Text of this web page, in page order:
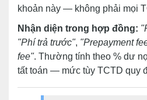
khoản này — không phải mọi
Nhận diện trong hợp đồng:
"Phí trả trước", "Prepayment
fee". Thường tính theo % dư
tất toán — mức tùy TCTD quy